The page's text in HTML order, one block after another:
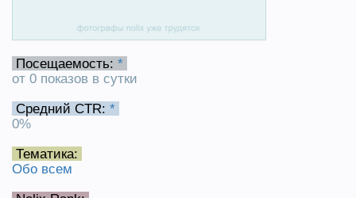
Посещаемость: *
от 0 показов в сутки
Средний CTR: *
0%
Тематика:
Oбо всем